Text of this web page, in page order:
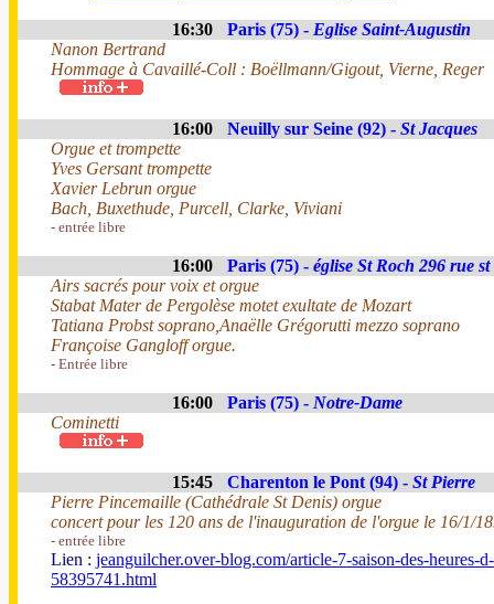
16:30 Paris (75) - Eglise Saint-Augustin
Nanon Bertrand
Hommage à Cavaillé-Coll : Boëllmann/Gigout, Vierne, Reger
16:00 Neuilly sur Seine (92) - St Jacques
Orgue et trompette
Yves Gersant trompette
Xavier Lebrun orgue
Bach, Buxethude, Purcell, Clarke, Viviani
- entrée libre
16:00 Paris (75) - église St Roch 296 rue
Airs sacrés pour voix et orgue
Stabat Mater de Pergolèse motet exultate de Mozart
Tatiana Probst soprano,Anaëlle Grégorutti mezzo soprano
Françoise Gangloff orgue.
- Entrée libre
16:00 Paris (75) - Notre-Dame
Cominetti
15:45 Charenton le Pont (94) - St Pierre
Pierre Pincemaille (Cathédrale St Denis) orgue
concert pour les 120 ans de l'inauguration de l'orgue le 16/1/
- entrée libre
Lien : jeanguilcher.over-blog.com/article-7-saison-des-heures-
58395741.html